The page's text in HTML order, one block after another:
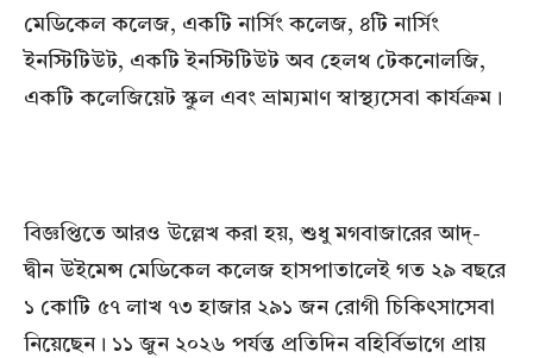
মেডিকেল কলেজ, একটি নার্সিং কলেজ, ৪টি নার্সিং
ইনস্টিটিউট, একটি ইনস্টিটিউট অব হেলথ টেকনোলজি,
একটি কলেজিয়েট স্কুল এবং ভ্রাম্যমাণ স্বাস্থ্যসেবা কার্যক্রম।
বিজ্ঞপ্তিতে আরও উল্লেখ করা হয়, শুধু মগবাজারের আদ্-
দ্বীন উইমেন্স মেডিকেল কলেজ হাসপাতালেই গত ২৯ বছরে
১ কোটি ৫৭ লাখ ৭৩ হাজার ২৯১ জন রোগী চিকিৎসাসেবা
নিয়েছেন। ১১ জুন ২০২৬ পর্যন্ত প্রতিদিন বহির্বিভাগে প্রায়